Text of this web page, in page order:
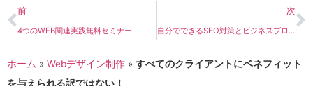
前
4つのWEB関連実践無料セミナー
次
自分でできるSEO対策とビジネスブログ
ホーム » Webデザイン制作 » すべてのクライアントにベネフィット
を与えられる訳ではない！